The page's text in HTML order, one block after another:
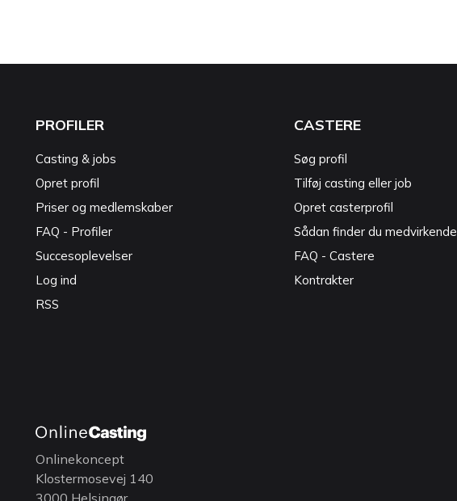
PROFILER
Casting & jobs
Opret profil
Priser og medlemskaber
FAQ - Profiler
Succesoplevelser
Log ind
RSS
CASTERE
Søg profil
Tilføj casting eller job
Opret casterprofil
Sådan finder du medvirkende
FAQ - Castere
Kontrakter
Onlinekoncept
Klostermosevej 140
3000 Helsingør